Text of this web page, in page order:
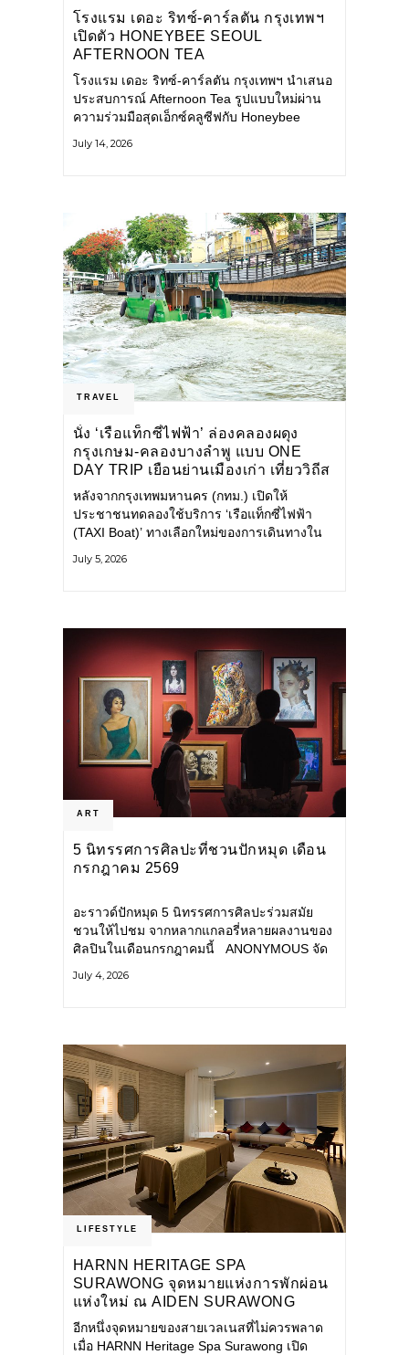
โรงแรม เดอะ ริทซ์-คาร์ลตัน กรุงเทพฯ
เปิดตัว HONEYBEE SEOUL
AFTERNOON TEA
COLLABORATION ณ คาเลโอ
(CALEŌ) ชวนสัมผัสเสน่ห์ของขนม
หวานร่วมสมัยจากกรุงโซล
โรงแรม เดอะ ริทซ์-คาร์ลตัน กรุงเทพฯ นำเสนอ
ประสบการณ์ Afternoon Tea รูปแบบใหม่ผ่าน
ความร่วมมือสุดเอ็กซ์คลูซีฟกับ Honeybee
ดังจากกรุงโซล นำโดยเชฟอึนจอง
July 14, 2026
TRAVEL
นั่ง ‘เรือแท็กซี่ไฟฟ้า’ ล่องคลองผดุง
กรุงเกษม-คลองบางลำพู แบบ ONE
DAY TRIP เยือนย่านเมืองเก่า เที่ยววิถีส
โลว์ไลฟ์แบบรักษ์โลก
หลังจากกรุงเทพมหานคร (กทม.) เปิดให้
ประชาชนทดลองใช้บริการ ‘เรือแท็กซี่ไฟฟ้า
(TAXI Boat)’ ทางเลือกใหม่ของการเดินทางใน
แวดล้อม ผ่านแอปพลิเคชัน MuvMi (มูฟมี)
July 5, 2026
ART
5 นิทรรศการศิลปะที่ชวนปักหมุด เดือน
กรกฎาคม 2569
อะราวด์ปักหมุด 5 นิทรรศการศิลปะร่วมสมัย
ชวนให้ไปชม จากหลากแกลอรี่หลายผลงานของ
ศิลปินในเดือนกรกฎาคมนี้ ANONYMOUS จัด
กลุ่ม Anonymous โดยมี นิ่ม
July 4, 2026
LIFESTYLE
HARNN HERITAGE SPA
SURAWONG จุดหมายแห่งการพักผ่อน
แห่งใหม่ ณ AIDEN SURAWONG
BANGKOK
อีกหนึ่งจุดหมายของสายเวลเนสที่ไม่ควรพลาด
เมื่อ HARNN Heritage Spa Surawong เปิด